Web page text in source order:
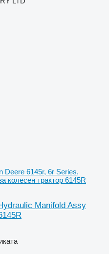
Deere 6145r, 6r Series,
колесен трактор 6145R
Manifold Assy